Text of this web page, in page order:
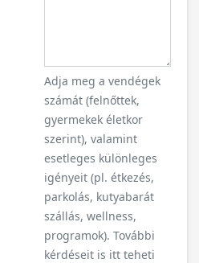
Adja meg a vendégek
számát (felnőttek,
gyermekek életkor
szerint), valamint
esetleges különleges
igényeit (pl. étkezés,
parkolás, kutyabarát
szállás, wellness,
programok). További
kérdéseit is itt teheti